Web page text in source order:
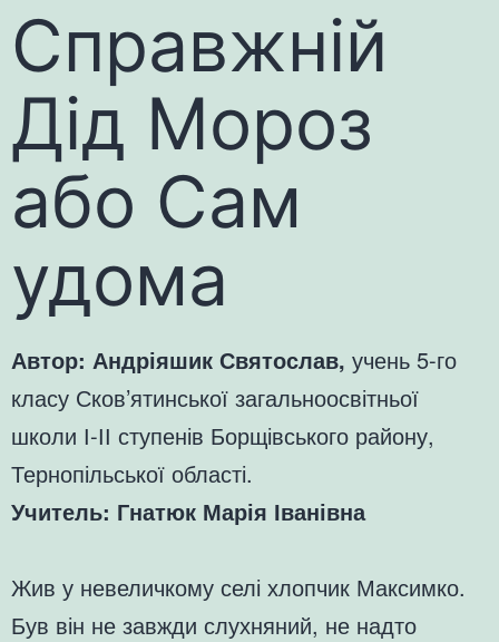
Справжній
Дід Мороз
або Сам
удома
Автор: Андріяшик Святослав, учень 5-го
класу Сков’ятинської загальноосвітньої
школи І-ІІ ступенів Борщівського району,
Тернопільської області.
Учитель: Гнатюк Марія Іванівна
Жив у невеличкому селі хлопчик Максимко.
Був він не завжди слухняний, не надто